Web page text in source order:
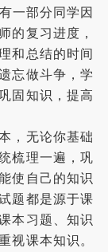
一部分同学因
的复习进度，
和总结的时间
忘做斗争，学
固知识，提高
，无论你基础
梳理一遍，巩
使自己的知识
题都是源于课
本习题、知识
视课本知识。